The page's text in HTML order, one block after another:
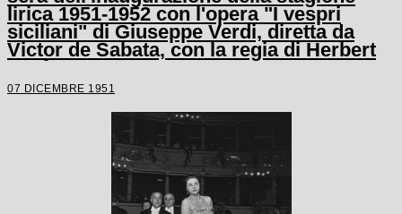
lirica 1951-1952 con l'opera "I vespri
siciliani" di Giuseppe Verdi, diretta da
Victor de Sabata, con la regia di Herbert
Graf
07 DICEMBRE 1951